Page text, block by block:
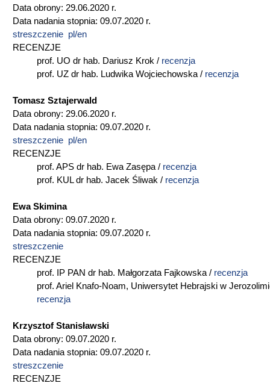
Data obrony: 29.06.2020 r.
Data nadania stopnia: 09.07.2020 r.
streszczenie pl/en
RECENZJE
prof. UO dr hab. Dariusz Krok / recenzja
prof. UZ dr hab. Ludwika Wojciechowska / recenzja
Tomasz Sztajerwald
Data obrony: 29.06.2020 r.
Data nadania stopnia: 09.07.2020 r.
streszczenie pl/en
RECENZJE
prof. APS dr hab. Ewa Zasępa / recenzja
prof. KUL dr hab. Jacek Śliwak / recenzja
Ewa Skimina
Data obrony: 09.07.2020 r.
Data nadania stopnia: 09.07.2020 r.
streszczenie
RECENZJE
prof. IP PAN dr hab. Małgorzata Fajkowska / recenzja
prof. Ariel Knafo-Noam, Uniwersytet Hebrajski w
recenzja
Krzysztof Stanisławski
Data obrony: 09.07.2020 r.
Data nadania stopnia: 09.07.2020 r.
streszczenie
RECENZJE